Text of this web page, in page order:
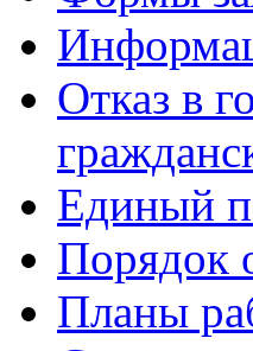
Отказ в
Единый
Порядок
Планы